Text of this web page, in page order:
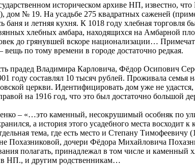
историческом архиве НП, известно,
дом № 19. На усадьбе 275 квадратных саженей
баня и летняя кухня. К 1018 году хлебная торговля
хлебных амбара, находящихся на Амбарной
до грянувшей вскоре национализации…
вещь по тому времени в городе достаточно редкая.
прадед Владимира Карловича, Фёдор Осипович
году составлял 10 тысяч рублей. Проживала семья
церкви. Идентифицировать дом уже не
на 1916 год, что это был достаточно большой
– «…это каменный, несокрушимый особняк по
а история этого усадебного места восходит к
тема, где есть место и Степану Тимофеевичу
Похазниковой, дочери Фёдора Михайловича
полагать, принадлежал в том числе и каменный
НП., и другим родственникам…